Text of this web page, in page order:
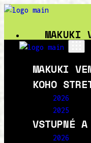
MAKUKI
KOHO
2026
2025
2026
2025
MAKUKI
KOHO
2026
2025
VSTUPNÉ A
2026